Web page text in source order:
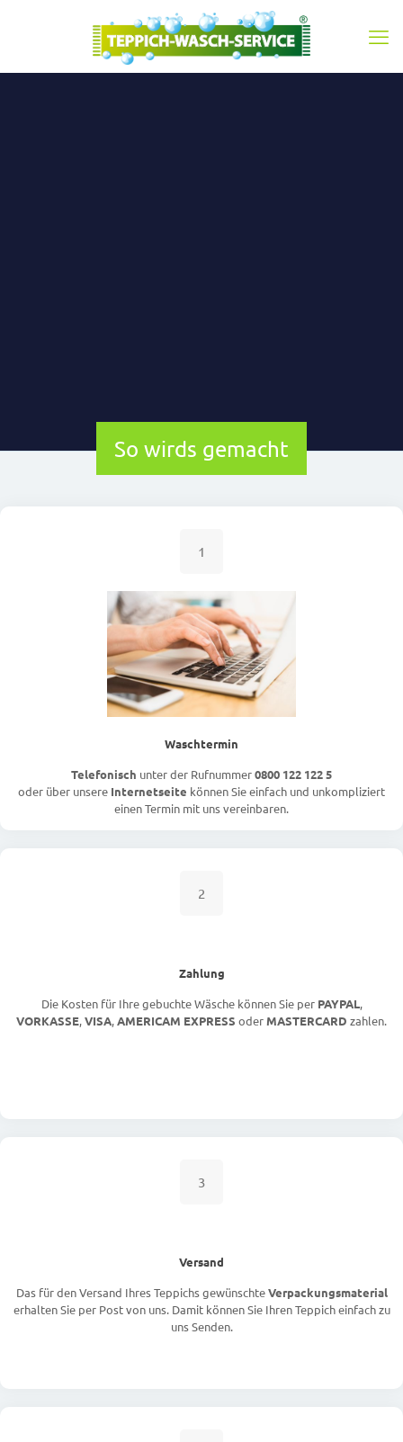
So wirds gemacht
1
Waschtermin
Telefonisch unter der Rufnummer0800 122 122 5
oder über unsere Internetseite können Sie einfach und unkompliziert
einen Termin mit uns vereinbaren.
2
Zahlung
Die Kosten für Ihre gebuchte Wäsche können Sie per PAYPAL,
VORKASSE,VISA,AMERICAM EXPRESS oder MASTERCARD zahlen.
3
Versand
Das für den Versand Ihres Teppichs gewünschteVerpackungsmaterial
erhalten Sie per Post von uns. Damit können Sie Ihren Teppich einfach zu
uns Senden.